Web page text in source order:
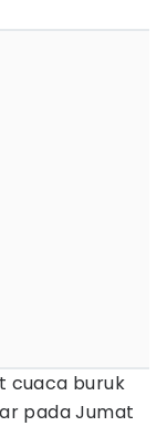
cuaca buruk
pada Jumat